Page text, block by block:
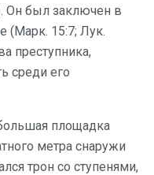
Он был заключен в
(Марк. 15:7; Лук.
преступника,
среди его
площадка
метра снаружи
трон со ступенями,